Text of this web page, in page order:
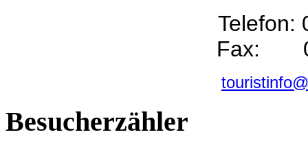
Telefon:
Fax:
Besucherzähler